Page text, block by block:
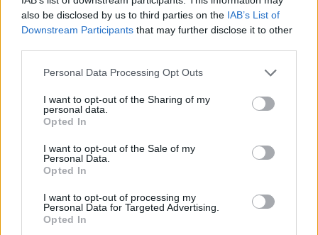
also be disclosed by us to third parties on the IAB’s List of
Downstream Participants that may further disclose it to other
Please note that this website/app uses one or more Google
not limited to your visit or usage behaviour. You may click to
grant or deny consent to Google and its third-party tags to
use your data for below specified purposes in below Google
consent section.
Personal Data Processing Opt Outs
I want to opt-out of the Sharing of my
personal data.
Opted In
I want to opt-out of the Sale of my
Personal Data.
Opted In
I want to opt-out of processing my
Personal Data for Targeted Advertising.
Opted In
Euroleague: Το ψηφιακό οικοσύστημα φτάνει σε επίπεδα